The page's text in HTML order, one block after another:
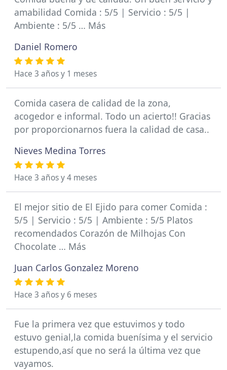
amabilidad Comida : 5/5 | Servicio : 5/5 |
Ambiente : 5/5 … Más
Daniel Romero
Hace 3 años y 1 meses
Comida casera de calidad de la zona,
acogedor e informal. Todo un acierto!! Gracias
por proporcionarnos fuera la calidad de casa..
Nieves Medina Torres
Hace 3 años y 4 meses
El mejor sitio de El Ejido para comer Comida :
5/5 | Servicio : 5/5 | Ambiente : 5/5 Platos
recomendados Corazón de Milhojas Con
Chocolate … Más
Juan Carlos Gonzalez Moreno
Hace 3 años y 6 meses
Fue la primera vez que estuvimos y todo
estuvo genial,la comida buenísima y el servicio
estupendo,así que no será la última vez que
vayamos.